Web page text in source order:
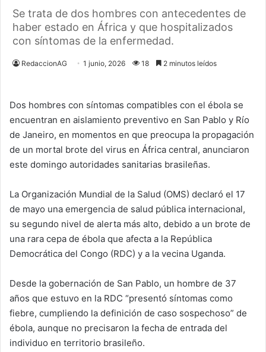
Se trata de dos hombres con antecedentes de
haber estado en África y que hospitalizados
con síntomas de la enfermedad.
RedaccionAG 1 junio, 2026 18 2 minutos leídos
Dos hombres con síntomas compatibles con el ébola se
encuentran en aislamiento preventivo en San Pablo y Río
de Janeiro, en momentos en que preocupa la propagación
de un mortal brote del virus en África central, anunciaron
este domingo autoridades sanitarias brasileñas.
La Organización Mundial de la Salud (OMS) declaró el 17
de mayo una emergencia de salud pública internacional,
su segundo nivel de alerta más alto, debido a un brote de
una rara cepa de ébola que afecta a la República
Democrática del Congo (RDC) y a la vecina Uganda.
Desde la gobernación de San Pablo, un hombre de 37
años que estuvo en la RDC “presentó síntomas como
fiebre, cumpliendo la definición de caso sospechoso” de
ébola, aunque no precisaron la fecha de entrada del
individuo en territorio brasileño.